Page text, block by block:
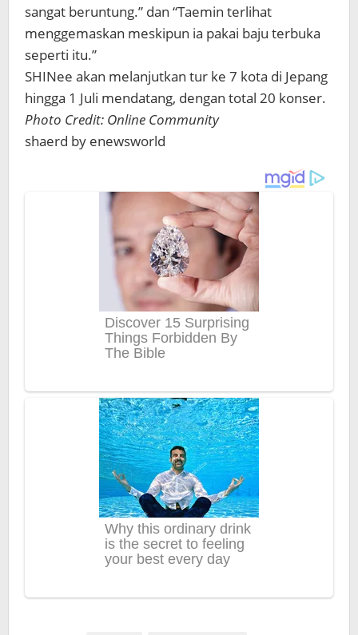
sangat beruntung.” dan “Taemin terlihat
menggemaskan meskipun ia pakai baju terbuka
seperti itu.”
SHINee akan melanjutkan tur ke 7 kota di Jepang
hingga 1 Juli mendatang, dengan total 20 konser.
Photo Credit: Online Community
shaerd by enewsworld